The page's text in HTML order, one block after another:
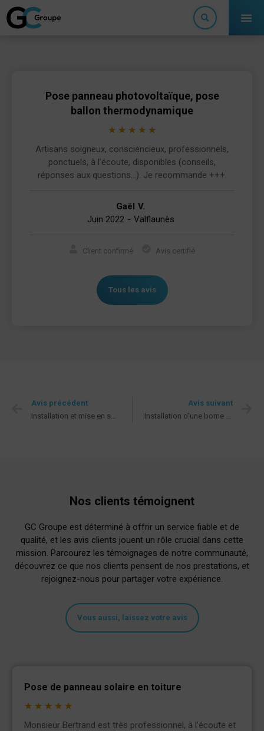
Pose panneau photovoltaïque, pose
ballon thermodynamique
★ ★ ★ ★ ★
Artisans soigneux, consciencieux, professionnels,
ponctuels, à l’écoute, disponibles (conseils,
réponses aux questions…). Je recommande +++.
Gaël V.
Juin 2022 - Valflaunès
Client confirmé Avis certifié
Tous les avis
Avis précédent
Installation et mise en service d’un kit d’autoconsommation 3kW
Avis suivant
Installation d’une borne de recharge pour VE
Nos clients témoignent
GC Groupe est déterminé à offrir un service fiable et de
qualité, et les avis clients jouent un rôle crucial dans cette
mission. Parcourez les témoignages de notre communauté,
découvrez ce que nos clients pensent de nos prestations, et
rejoignez-nous pour partager votre expérience.
Vous aussi, laissez votre avis
Pose de panneau solaire en toiture
★ ★ ★ ★ ★
Monsieur Bertrand est très professionnel, à l’écoute et